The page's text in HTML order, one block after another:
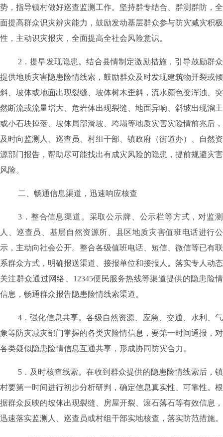
势，指导镇村做好巡查监测工作。坚持群专结合、群测群防，全
面提高群众识灾辨灾能力，鼓励发动基层群众参与防灾减灾积极
性，主动识灾报灾，全面提高全社会风险意识。
2 ．提早发现隐患。结合县情制定激励措施，引导鼓励群众
提供地质灾害隐患险情线索，鼓励群众及时发现建筑物开裂或倾
斜、坡体或地面出现裂缝、坡体树木歪斜，流水颜色变浑浊、突
然断流或流量增大、危岩体出现裂缝、地面异响、斜坡出现溜土
或小石块掉落、坡体局部滑坡、垮塌等地质灾害灾险情前兆后，
及时向监测人、巡查员、村组干部、镇政府（街道办）、自然资
源部门报告，帮助尽可能找出有成灾风险的隐患，提前规避灾害
风险。
二、畅通信息渠道，迅速响应核查
3 ．整合信息渠道。 采取公示牌、公示栏等方式，对监测
人、巡查员、基层自然资源所、县区地质灾害值班电话进行公
示，主动向社会公开。整合各级值班电话、短信、微信等已有联
系群众方式，明确报送渠道、接报单位和接报人。落实专人动态
关注群众通过网络、 12345便民服务热线等渠道提供的隐患险情
信息，畅通群众报告隐患险情线索渠道。
4 ．强化信息共享。各级自然资源、应急、交通、水利、气
象等防灾减灾部门掌握的各类灾险情信息，要第一时间通报，对
各类疑似隐患险情信息互通共享，形成协同防灾合力。
5 ．及时核查线索。在收到群众提供的隐患险情线索后，镇
村要第一时间进行初步分析研判，确定信息真实性、可靠性。根
据群众反映的坡体出现裂缝、房屋开裂、滚石落石等有效信息，
迅速落实监测人、巡查员或村组干部实地核查，落实防范措施。